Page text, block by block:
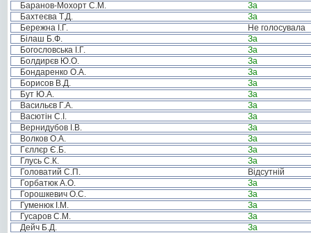
Баранов-Мохорт С.М.
За
Бахтеєва Т.Д.
За
Бережна І.Г.
Не голосувала
Білаш Б.Ф.
За
Богословська І.Г.
За
Болдирєв Ю.О.
За
Бондаренко О.А.
За
Борисов В.Д.
За
Бут Ю.А.
За
Васильєв Г.А.
За
Васютін С.І.
За
Вернидубов І.В.
За
Волков О.А.
За
Гєллєр Є.Б.
За
Глусь С.К.
За
Головатий С.П.
Відсутній
Горбатюк А.О.
За
Горошкевич О.С.
За
Гуменюк І.М.
За
Гусаров С.М.
За
Дейч Б.Д.
За